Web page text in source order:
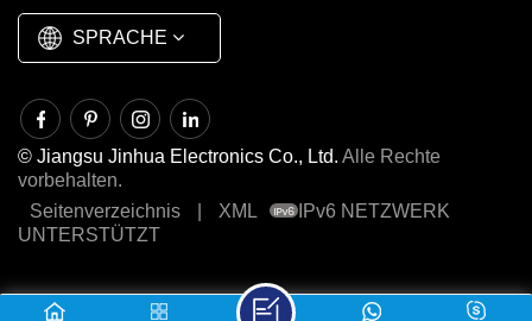
SPRACHE
© Jiangsu Jinhua Electronics Co., Ltd. Alle Rechte
vorbehalten.
Seitenverzeichnis
XML
IPv6 NETZWERK
UNTERSTÜTZT